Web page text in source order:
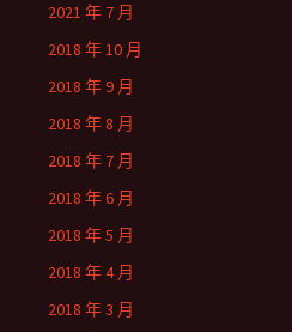
2021 年 7 月
2018 年 10 月
2018 年 9 月
2018 年 8 月
2018 年 7 月
2018 年 6 月
2018 年 5 月
2018 年 4 月
2018 年 3 月